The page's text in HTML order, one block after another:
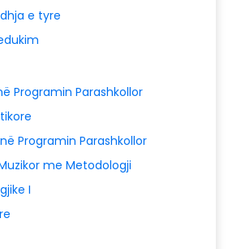
e tyre
Programin Parashkollor
Programin Parashkollor
me Metodologji
I